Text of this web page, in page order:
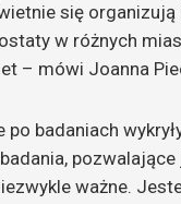
się
w różnych
– mówi Joanna
badaniach
ważne.